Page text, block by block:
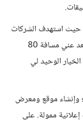
حيث استهدف الشركات
الصغيرة والمتوسطة في مدينة كبيرة تبعد عني مسافة 80
الوحيد لي
وإنشاء موقع ومعرض
ممولة. على